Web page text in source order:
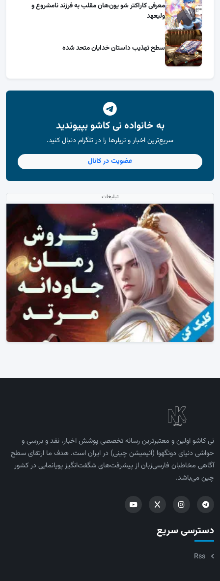
معرفی کاراکتر شو یون‌هان مقلب به فرزند نامشروع و
ولیعهد
سطح تهذیب داستان خدایان متحد شده
به خانواده نی کاشو بپیوندید
سریع‌ترین اخبار و تریلرها را در تلگرام دنبال کنید.
عضویت در کانال
تبلیغات
نی کاشو اولین و معتبرترین رسانه تخصصی پوشش اخبار، نقد و بررسی و
حواشی دنیای دونگهوا (انیمیشن چینی) در ایران است. هدف ما ارتقای سطح
آگاهی مخاطبان فارسی‌زبان از پیشرفت‌های شگفت‌انگیز پویانمایی در کشور
چین می‌باشد.
دسترسی سریع